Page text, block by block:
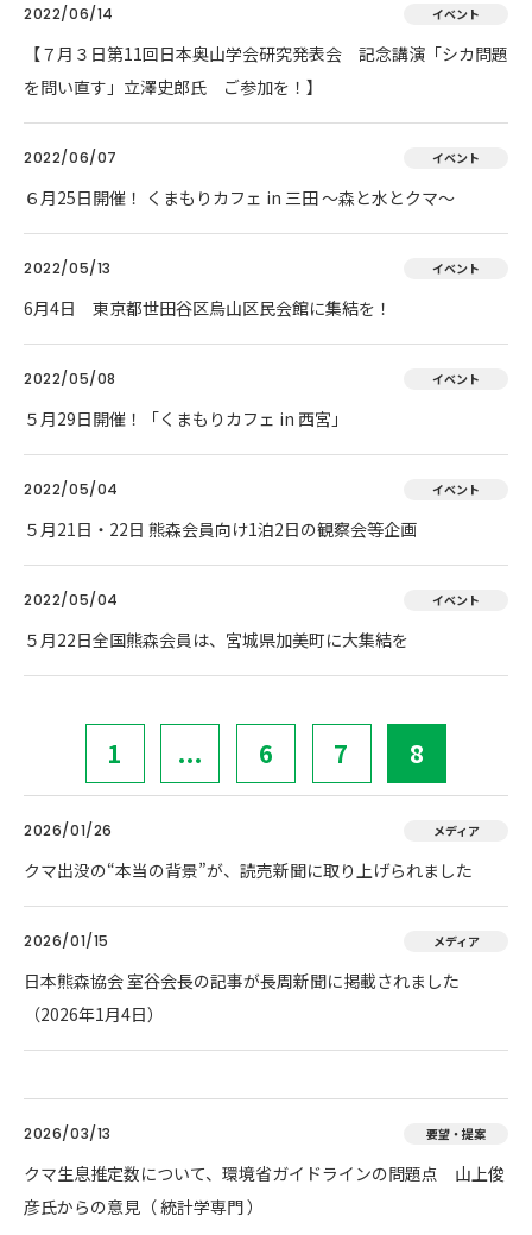
2022/06/14 イベント
【７月３日第11回日本奥山学会研究発表会 記念講演「シカ問題
を問い直す」立澤史郎氏 ご参加を！】
2022/06/07 イベント
６月25日開催！ くまもりカフェ in 三田 ～森と水とクマ～
2022/05/13 イベント
6月4日 東京都世田谷区烏山区民会館に集結を！
2022/05/08 イベント
５月29日開催！「くまもりカフェ in 西宮」
2022/05/04 イベント
５月21日・22日 熊森会員向け1泊2日の観察会等企画
2022/05/04 イベント
５月22日全国熊森会員は、宮城県加美町に大集結を
1 ... 6 7 8
2026/01/26 メディア
クマ出没の“本当の背景”が、読売新聞に取り上げられました
2026/01/15 メディア
日本熊森協会 室谷会長の記事が長周新聞に掲載されました
（2026年1月4日）
2026/03/13 要望・提案
クマ生息推定数について、環境省ガイドラインの問題点 山上俊
彦氏からの意見（ 統計学専門 ）